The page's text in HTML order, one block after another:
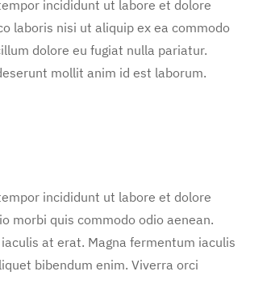
incididunt ut labore et dolore
laboris nisi ut aliquip ex ea commodo
dolore eu fugiat nulla pariatur.
mollit anim id est laborum.
incididunt ut labore et dolore
morbi quis commodo odio aenean.
at erat. Magna fermentum iaculis
bibendum enim. Viverra orci